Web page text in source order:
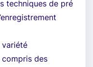
techniques de pré
variété
des